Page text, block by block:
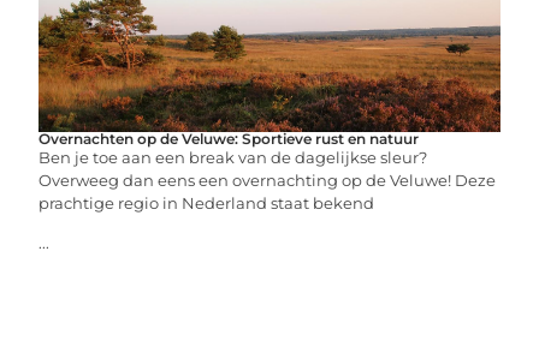
Overnachten op de Veluwe: Sportieve rust en natuur
Ben je toe aan een break van de dagelijkse sleur?
Overweeg dan eens een overnachting op de Veluwe! Deze
prachtige regio in Nederland staat bekend
...